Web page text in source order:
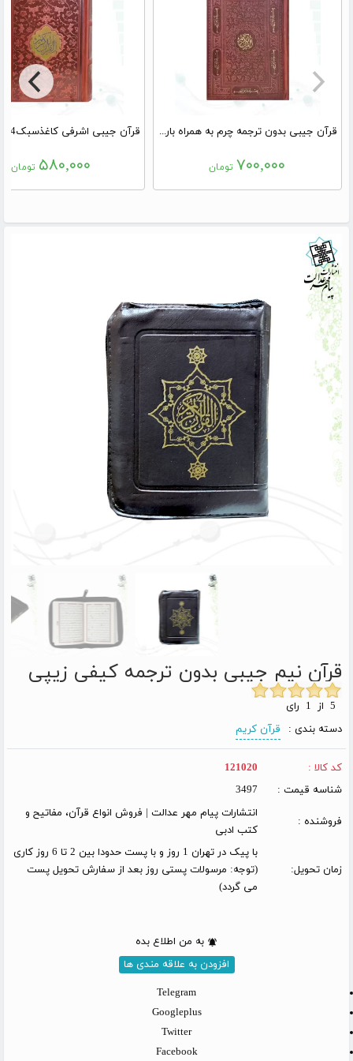
قرآن جیبی بدون ترجمه چرم به همراه بارکدخوان
۷۰۰,۰۰۰ تومان ۵۸۰,۰۰۰ تومان
قرآن نیم جیبی بدون ترجمه کیفی زیپی
دسته بندی :
قرآن کریم
کد کالا :
121020
شناسه قیمت :
3497
فروشنده :
انتشارات پیام مهر عدالت | فروش انواع قرآن، مفاتیح و
کتب ادبی
زمان تحویل:
با پیک در تهران 1 روز و با پست حدودا بین 2 تا 6 روز کاری
(توجه: مرسولات پستی روز بعد از سفارش تحویل پست
می گردد)
به من اطلاع بده
افزودن به علاقه مندی ها
Telegram
Googleplus
Twitter
Facebook